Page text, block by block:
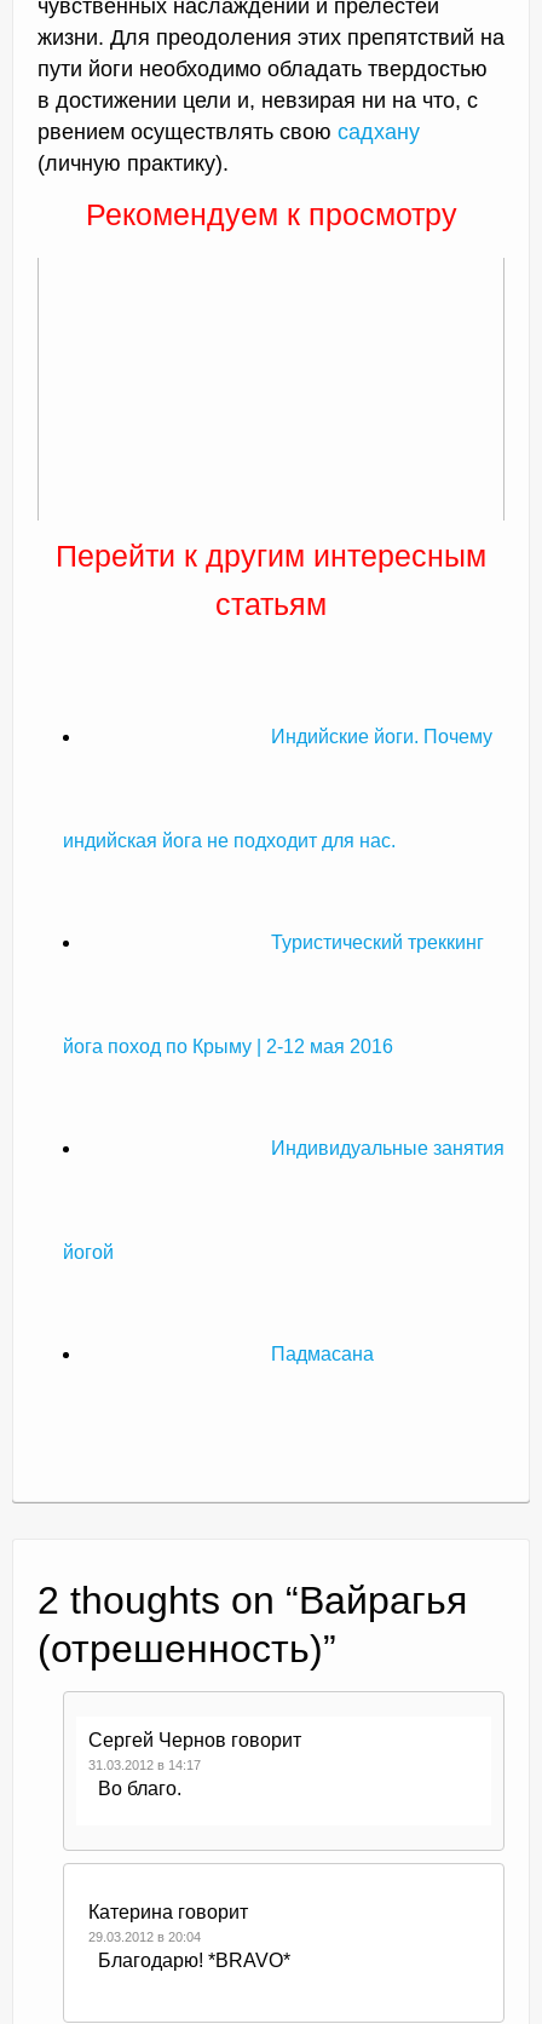
чувственных наслаждений и прелестей
жизни. Для преодоления этих препятствий на
пути йоги необходимо обладать твердостью
в достижении цели и, невзирая ни на что, с
рвением осуществлять свою садхану
(личную практику).
Рекомендуем к просмотру
Перейти к другим интересным
статьям
Индийские йоги. Почему
индийская йога не подходит для нас.
Туристический треккинг
йога поход по Крыму | 2-12 мая 2016
Индивидуальные занятия
йогой
Падмасана
2 thoughts on “Вайрагья
(отрешенность)”
Сергей Чернов говорит
31.03.2012 в 14:17
Во благо.
Катерина говорит
29.03.2012 в 20:04
Благодарю! *BRAVO*